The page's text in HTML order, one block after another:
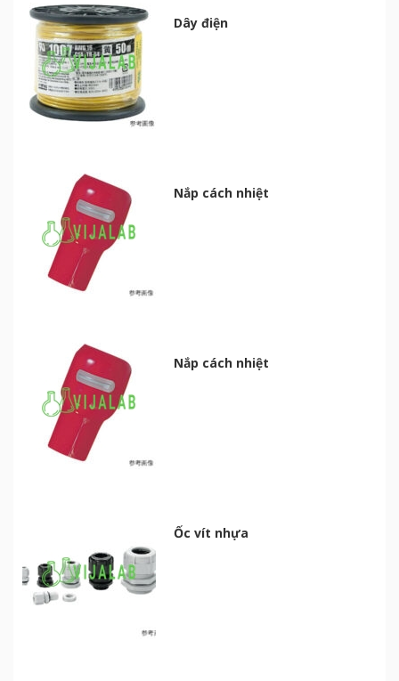
Dây điện
Nắp cách nhiệt
Nắp cách nhiệt
Ốc vít nhựa